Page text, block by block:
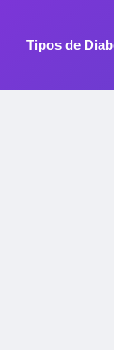
Tipos de